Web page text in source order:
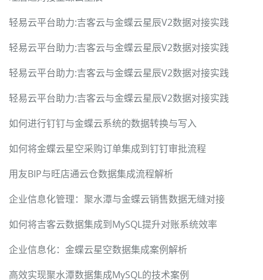
轻易云平台助力:吉客云与金蝶云星辰V2数据对接实践
轻易云平台助力:吉客云与金蝶云星辰V2数据对接实践
轻易云平台助力:吉客云与金蝶云星辰V2数据对接实践
轻易云平台助力:吉客云与金蝶云星辰V2数据对接实践
如何进行钉钉与金蝶云系统的数据转换与写入
如何将金蝶云星空采购订单集成到钉钉审批流程
用友BIP与旺店通云仓数据集成流程解析
企业信息化管理：聚水潭与金蝶云销售数据无缝对接
如何将吉客云数据集成到MySQL提升对账系统效率
企业信息化：金蝶云星空数据集成案例解析
高效实现聚水潭数据集成MySQL的技术案例